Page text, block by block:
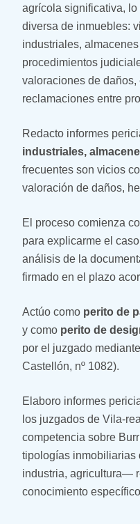
agrícola significativa,
diversa de inmuebles:
industriales,
procedimientos
valoraciones de
reclamaciones entre
Redacto informes
industriales,
frecuentes son vicios
valoración de daños,
El proceso comienza
para explicarme el
análisis de la
firmado en el plazo
Actúo como perito de
y como perito de
por el juzgado
Castellón, nº 1082).
Elaboro informes
los juzgados de Vila-
competencia sobre
tipologías
industria, agricultura—
conocimiento